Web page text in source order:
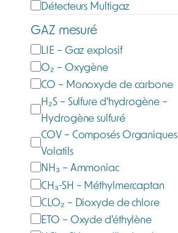
t
é
g
o
r
i
e
Détecteurs Multigaz
GAZ mesuré
G
a
z
m
s
r
é
LIE – Gaz explosif
O₂ – Oxygène
CO – Monoxyde de carbone
H₂S – Sulfure d'hydrogène –
Hydrogène sulfuré
COV – Composés Organiques
Volatils
NH₃ – Ammoniac
CH₃-SH – Méthylmercaptan
CLO₂ – Dioxyde de chlore
ETO – Oxyde d'éthylène